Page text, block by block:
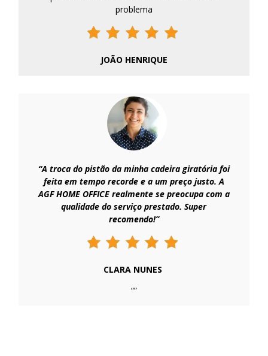
problema
JOÃO HENRIQUE
“A troca do pistão da minha cadeira giratória foi
feita em tempo recorde e a um preço justo. A
AGF HOME OFFICE realmente se preocupa com a
qualidade do serviço prestado. Super
recomendo!”
CLARA NUNES
“”